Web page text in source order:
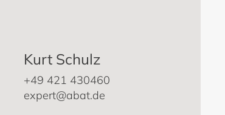
Kurt Schulz
+49 421 430460
expert@abat.de